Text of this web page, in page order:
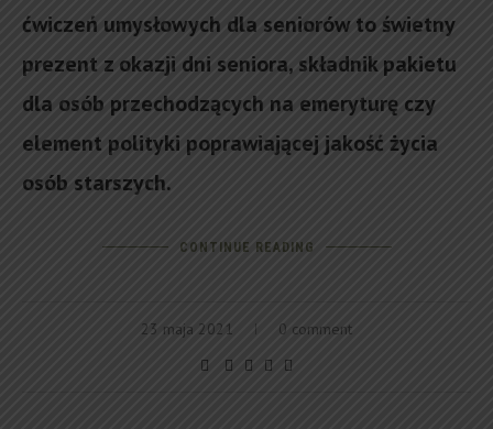
ćwiczeń umysłowych dla seniorów to świetny
prezent z okazji dni seniora, składnik pakietu
dla osób przechodzących na emeryturę czy
element polityki poprawiającej jakość życia
osób starszych.
CONTINUE READING
23 maja 2021 0 comment